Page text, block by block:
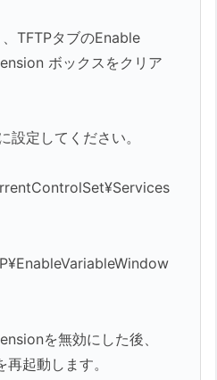
TFTPタブのEnable
ボックスをクリア
設定してください。
を無効にした後、
起動します。